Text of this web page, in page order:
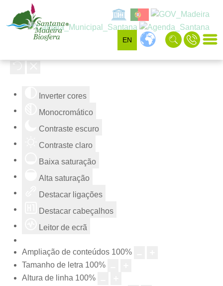
Inverter cores
Monocromático
Contraste escuro
Contraste claro
Baixa saturação
Alta saturação
Destacar ligações
Destacar cabeçalhos
Leitor de ecrã
Ampliação de conteúdos 100%
Tamanho de letra 100%
Altura de linha 100%
EN